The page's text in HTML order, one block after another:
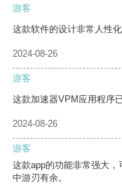
游客
这款软件的设计非常人性
2024-08-26
游客
这款加速器VPM应用程序
2024-08-26
游客
这款app的功能非常强大
中游刃有余。